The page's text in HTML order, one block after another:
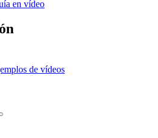
en vídeo
de vídeos